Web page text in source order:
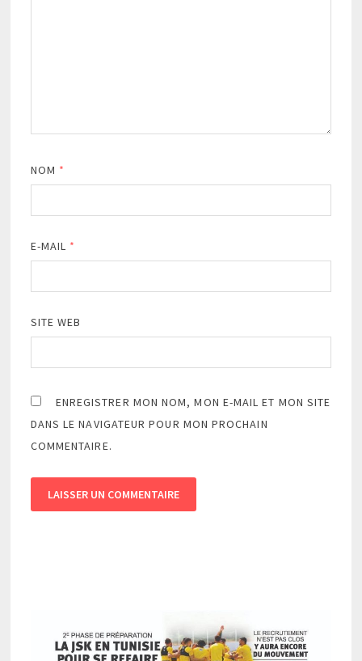
NOM *
E-MAIL *
SITE WEB
ENREGISTRER MON NOM, MON E-MAIL ET MON SITE
DANS LE NAVIGATEUR POUR MON PROCHAIN
COMMENTAIRE.